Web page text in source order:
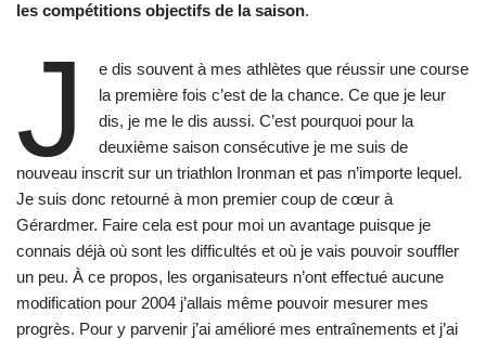
les compétitions objectifs de la saison.
J
e dis souvent à mes athlètes que réussir une course
la première fois c’est de la chance. Ce que je leur
dis, je me le dis aussi. C’est pourquoi pour la
deuxième saison consécutive je me suis de
nouveau inscrit sur un triathlon Ironman et pas n’importe lequel.
Je suis donc retourné à mon premier coup de cœur à
Gérardmer. Faire cela est pour moi un avantage puisque je
connais déjà où sont les difficultés et où je vais pouvoir souffler
un peu. À ce propos, les organisateurs n’ont effectué aucune
modification pour 2004 j’allais même pouvoir mesurer mes
progrès. Pour y parvenir j’ai amélioré mes entraînements et j’ai